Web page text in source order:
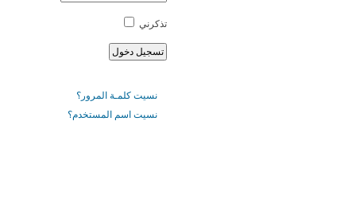
تذكرني
نسيت كلمـة المرور؟
نسيت اسم المستخدم؟